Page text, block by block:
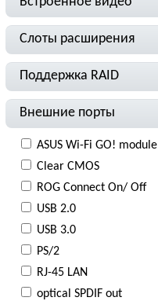
Слоты расширения
Поддержка RAID
Внешние порты
ASUS Wi-Fi GO! module
Clear CMOS
ROG Connect On/ Off
USB 2.0
USB 3.0
PS/2
RJ-45 LAN
optical SPDIF out